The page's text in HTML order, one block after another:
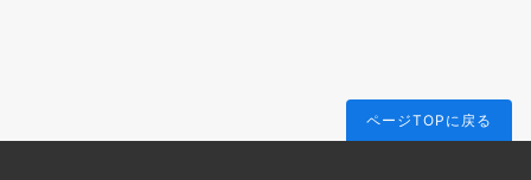
ページTOPに戻る